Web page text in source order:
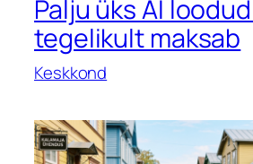
Palju üks AI
tegelikult maksab
Keskkond